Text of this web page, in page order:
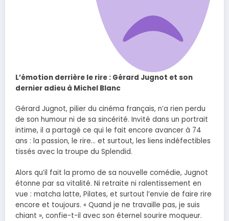
L’émotion derrière le rire : Gérard Jugnot et son
dernier adieu à Michel Blanc
Gérard Jugnot, pilier du cinéma français, n’a rien perdu
de son humour ni de sa sincérité. Invité dans un portrait
intime, il a partagé ce qui le fait encore avancer à 74
ans : la passion, le rire… et surtout, les liens indéfectibles
tissés avec la troupe du Splendid.
Alors qu’il fait la promo de sa nouvelle comédie, Jugnot
étonne par sa vitalité. Ni retraite ni ralentissement en
vue : matcha latte, Pilates, et surtout l’envie de faire rire
encore et toujours. « Quand je ne travaille pas, je suis
chiant », confie-t-il avec son éternel sourire moqueur.